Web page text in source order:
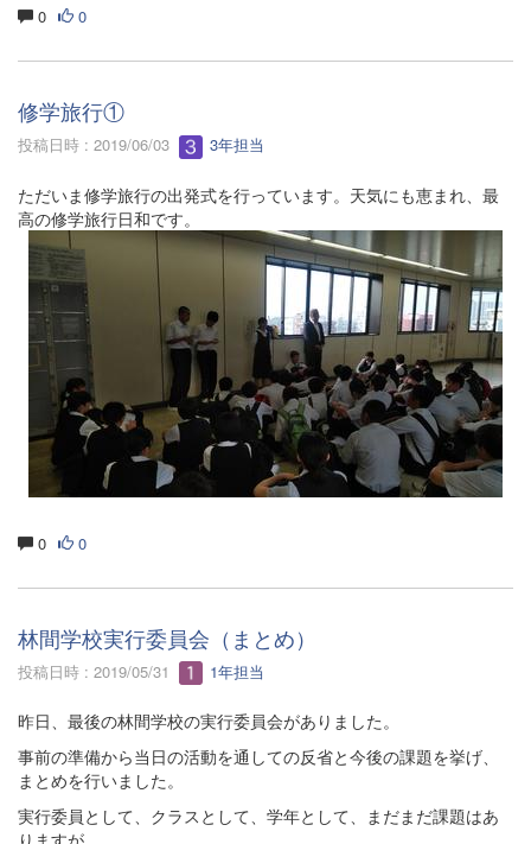
0 0
修学旅行①
投稿日時 : 2019/06/03 3年担当
ただいま修学旅行の出発式を行っています。天気にも恵まれ、最
高の修学旅行日和です。
0 0
林間学校実行委員会（まとめ）
投稿日時 : 2019/05/31 1年担当
昨日、最後の林間学校の実行委員会がありました。
事前の準備から当日の活動を通しての反省と今後の課題を挙げ、
まとめを行いました。
実行委員として、クラスとして、学年として、まだまだ課題はあ